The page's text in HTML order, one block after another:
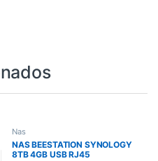
Nas
NAS BEESTATION SYNOLOGY
8TB 4GB USB RJ45